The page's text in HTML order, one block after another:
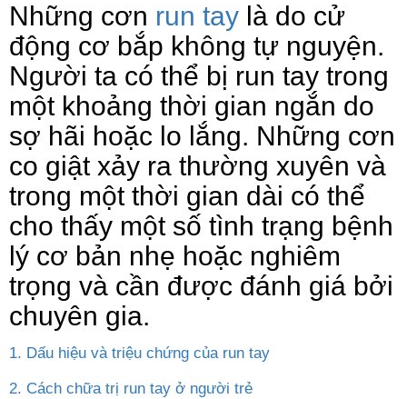
Những cơn run tay là do cử
động cơ bắp không tự nguyện.
Người ta có thể bị run tay trong
một khoảng thời gian ngắn do
sợ hãi hoặc lo lắng. Những cơn
co giật xảy ra thường xuyên và
trong một thời gian dài có thể
cho thấy một số tình trạng bệnh
lý cơ bản nhẹ hoặc nghiêm
trọng và cần được đánh giá bởi
chuyên gia.
1. Dấu hiệu và triệu chứng của run tay
2. Cách chữa trị run tay ở người trẻ